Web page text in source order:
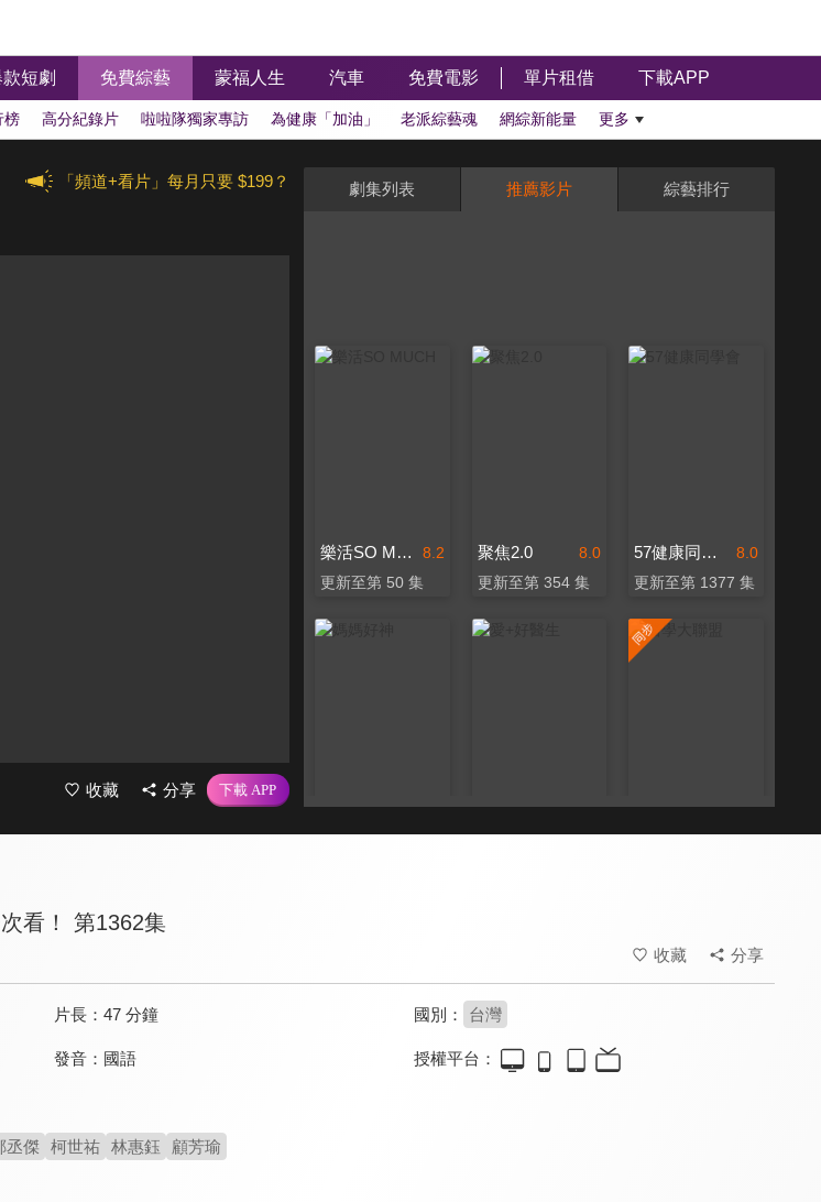
短劇 免費綜藝 蒙福人生 汽車 免費電影 單片租借 下載APP
榜 高分紀錄片 啦啦隊獨家專訪 為健康「加油」 老派綜藝魂 網綜新能量 更多
「頻道+看片」每月只要 $199？
收藏 分享
劇集列表 推薦影片 綜藝排行
8.2
樂活SO MUCH
更新至第 50 集
8.0
聚焦2.0
更新至第 354 集
8.0
57健康同學會
更新至第 1377 集
看！ 第1362集
收藏 分享
片長： 47 分鐘 國別： 台灣
發音： 國語 授權平台：
丞傑 柯世祐 林惠鈺 顧芳瑜